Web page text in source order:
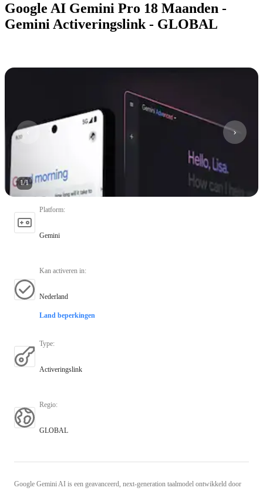
Google AI Gemini Pro 18 Maanden -
Gemini Activeringslink - GLOBAL
1/1
Platform:
Gemini
Kan activeren in:
Nederland
Land beperkingen
Type:
Activeringslink
Regio:
GLOBAL
Google Gemini AI is een geavanceerd, next-generation taalmodel ontwikkeld door